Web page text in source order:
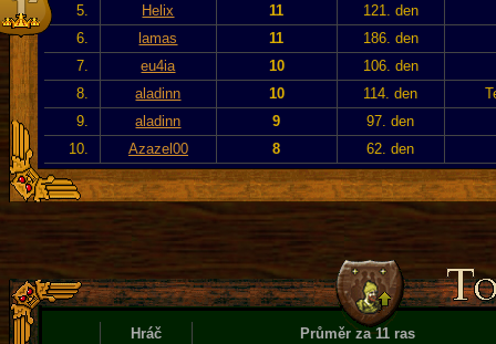
5.
Helix 11
121. den
6.
lamas 11
186. den
7.
eu4ia 10
106. den
8.
aladinn 10 114. den
9.
aladinn 9
97. den
10.
Azazel00 8 62. den
Hráč Průměr za 11 ras